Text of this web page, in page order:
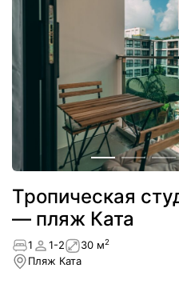
Тропическая
— пляж Ката
1 1-2 30 м2
Пляж Ката